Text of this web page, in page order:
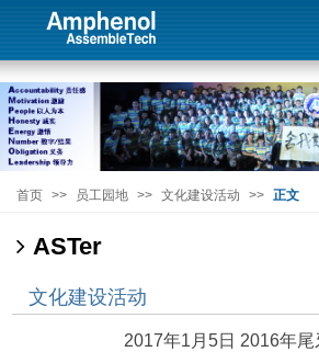
首页 >> 员工园地 >> 文化建设活动 >> 正文
ASTer
文化建设活动
2017年1月5日 2016年尾